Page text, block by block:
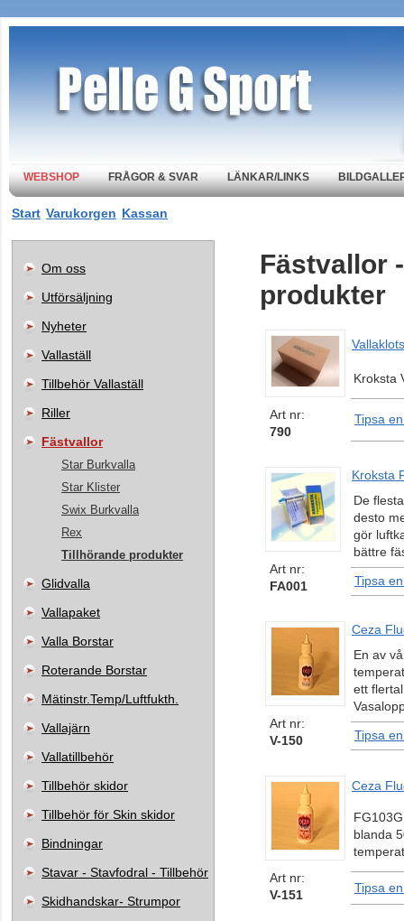
WEBSHOP FRÅGOR & SVAR LÄNKAR/LINKS
Start Varukorgen Kassan
Om oss
Utförsäljning
Nyheter
Vallaställ
Tillbehör Vallaställ
Riller
Fästvallor
Star Burkvalla
Star Klister
Swix Burkvalla
Rex
Tillhörande produkter
Glidvalla
Vallapaket
Valla Borstar
Roterande Borstar
Mätinstr.Temp/Luftfukth.
Vallajärn
Vallatillbehör
Tillbehör skidor
Tillbehör för Skin skidor
Bindningar
Stavar - Stavfodral - Tillbehör
Skidhandskar- Strumpor
Fästvallor
produkter
Art nr:
790
Kroksta
Tipsa
Art nr:
FA001
Kroksta
De
desto
gör
bättre
Tipsa
Art nr:
V-150
Ceza
En av
ett
Tipsa
Art nr:
V-151
Ceza
blanda
Tipsa